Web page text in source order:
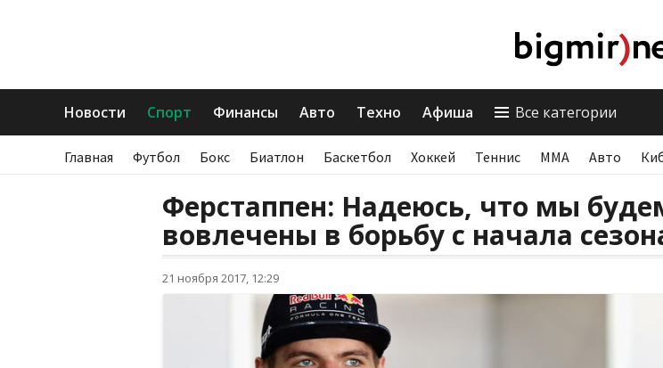
Новости Спорт Финансы Авто Техно Афиша Все категории
Главная Футбол Бокс Биатлон Баскетбол Хоккей Теннис ММА Авто
Ферстаппен: Надеюсь, что мы
вовлечены в борьбу с начала
21 ноября 2017, 12:29